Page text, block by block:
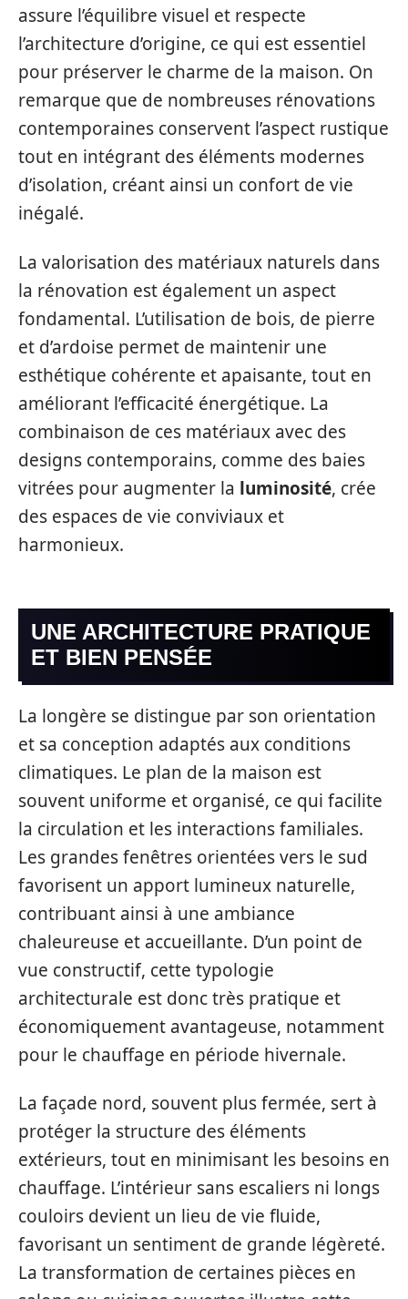
assure l’équilibre visuel et respecte
l’architecture d’origine, ce qui est essentiel
pour préserver le charme de la maison. On
remarque que de nombreuses rénovations
contemporaines conservent l’aspect rustique
tout en intégrant des éléments modernes
d’isolation, créant ainsi un confort de vie
inégalé.
La valorisation des matériaux naturels dans
la rénovation est également un aspect
fondamental. L’utilisation de bois, de pierre
et d’ardoise permet de maintenir une
esthétique cohérente et apaisante, tout en
améliorant l’efficacité énergétique. La
combinaison de ces matériaux avec des
designs contemporains, comme des baies
vitrées pour augmenter la luminosité, crée
des espaces de vie conviviaux et
harmonieux.
UNE ARCHITECTURE PRATIQUE
ET BIEN PENSÉE
La longère se distingue par son orientation
et sa conception adaptés aux conditions
climatiques. Le plan de la maison est
souvent uniforme et organisé, ce qui facilite
la circulation et les interactions familiales.
Les grandes fenêtres orientées vers le sud
favorisent un apport lumineux naturelle,
contribuant ainsi à une ambiance
chaleureuse et accueillante. D’un point de
vue constructif, cette typologie
architecturale est donc très pratique et
économiquement avantageuse, notamment
pour le chauffage en période hivernale.
La façade nord, souvent plus fermée, sert à
protéger la structure des éléments
extérieurs, tout en minimisant les besoins en
chauffage. L’intérieur sans escaliers ni longs
couloirs devient un lieu de vie fluide,
favorisant un sentiment de grande légèreté.
La transformation de certaines pièces en